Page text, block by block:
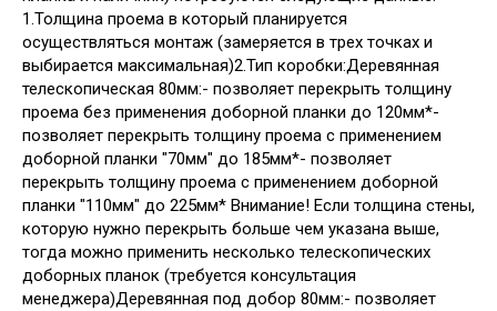
1.Толщина проема в который планируется
осуществляться монтаж (замеряется в трех точках и
выбирается максимальная)2.Тип коробки:Деревянная
телескопическая 80мм:- позволяет перекрыть толщину
проема без применения доборной планки до 120мм*-
позволяет перекрыть толщину проема с применением
доборной планки "70мм" до 185мм*- позволяет
перекрыть толщину проема с применением доборной
планки "110мм" до 225мм* Внимание! Если толщина стены,
которую нужно перекрыть больше чем указана выше,
тогда можно применить несколько телескопических
доборных планок (требуется консультация
менеджера)Деревянная под добор 80мм:- позволяет